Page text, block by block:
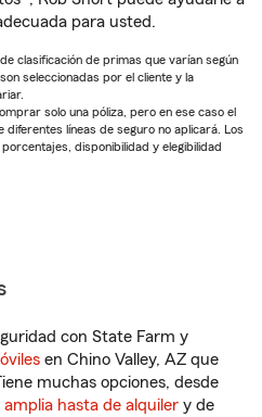
para usted.
clasificación de primas que varían según
seleccionadas por el cliente y la
solo una póliza, pero en ese caso el
líneas de seguro no aplicará. Los
disponibilidad y elegibilidad
con State Farm y
en Chino Valley, AZ que
muchas opciones, desde
amplia hasta de alquiler y de